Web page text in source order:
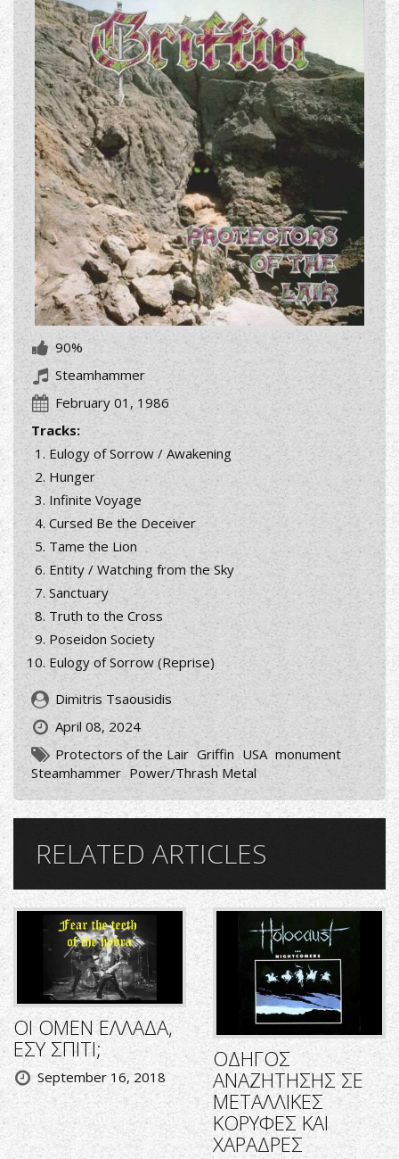
90%
Steamhammer
February 01, 1986
Tracks:
Eulogy of Sorrow / Awakening
Hunger
Infinite Voyage
Cursed Be the Deceiver
Tame the Lion
Entity / Watching from the Sky
Sanctuary
Truth to the Cross
Poseidon Society
Eulogy of Sorrow (Reprise)
Dimitris Tsaousidis
April 08, 2024
Protectors of the Lair Griffin USA monument
Steamhammer Power/Thrash Metal
RELATED ARTICLES
ΟΙ OMEN ΕΛΛΑΔΑ,
ΕΣΥ ΣΠΙΤΙ;
September 16, 2018
ΟΔΗΓΟΣ
ΑΝΑΖΗΤΗΣΗΣ ΣΕ
ΜΕΤΑΛΛΙΚΕΣ
ΚΟΡΥΦΕΣ ΚΑΙ
ΧΑΡΑΔΡΕΣ